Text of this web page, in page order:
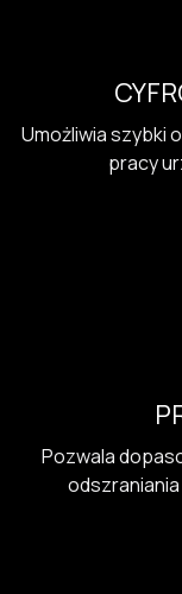
Umożliwia szybki
pracy
Pozwala